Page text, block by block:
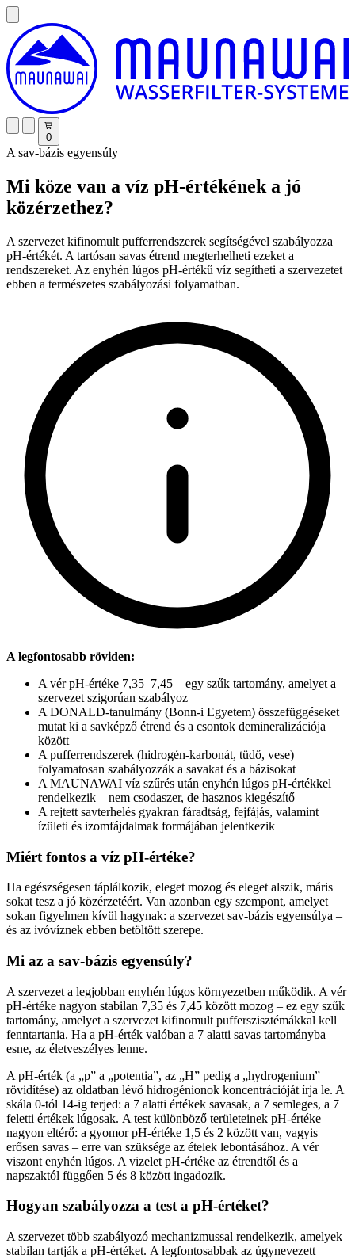
0
A sav-bázis egyensúly
Mi köze van a víz pH-értékének a jó
közérzethez?
A szervezet kifinomult pufferrendszerek segítségével szabályozza
pH-értékét. A tartósan savas étrend megterhelheti ezeket a
rendszereket. Az enyhén lúgos pH-értékű víz segítheti a szervezetet
ebben a természetes szabályozási folyamatban.
A legfontosabb röviden:
A vér pH-értéke 7,35–7,45 – egy szűk tartomány, amelyet a
szervezet szigorúan szabályoz
A DONALD-tanulmány (Bonn-i Egyetem) összefüggéseket
mutat ki a savképző étrend és a csontok demineralizációja
között
A pufferrendszerek (hidrogén-karbonát, tüdő, vese)
folyamatosan szabályozzák a savakat és a bázisokat
A MAUNAWAI víz szűrés után enyhén lúgos pH-értékkel
rendelkezik – nem csodaszer, de hasznos kiegészítő
A rejtett savterhelés gyakran fáradtság, fejfájás, valamint
ízületi és izomfájdalmak formájában jelentkezik
Miért fontos a víz pH-értéke?
Ha egészségesen táplálkozik, eleget mozog és eleget alszik, máris
sokat tesz a jó közérzetéért. Van azonban egy szempont, amelyet
sokan figyelmen kívül hagynak: a szervezet sav-bázis egyensúlya –
és az ivóvíznek ebben betöltött szerepe.
Mi az a sav-bázis egyensúly?
A szervezet a legjobban enyhén lúgos környezetben működik. A vér
pH-értéke nagyon stabilan 7,35 és 7,45 között mozog – ez egy szűk
tartomány, amelyet a szervezet kifinomult pufferszisztémákkal kell
fenntartania. Ha a pH-érték valóban a 7 alatti savas tartományba
esne, az életveszélyes lenne.
A pH-érték (a „p” a „potentia”, az „H” pedig a „hydrogenium”
rövidítése) az oldatban lévő hidrogénionok koncentrációját írja le. A
skála 0-tól 14-ig terjed: a 7 alatti értékek savasak, a 7 semleges, a 7
feletti értékek lúgosak. A test különböző területeinek pH-értéke
nagyon eltérő: a gyomor pH-értéke 1,5 és 2 között van, vagyis
erősen savas – erre van szüksége az ételek lebontásához. A vér
viszont enyhén lúgos. A vizelet pH-értéke az étrendtől és a
napszaktól függően 5 és 8 között ingadozik.
Hogyan szabályozza a test a pH-értéket?
A szervezet több szabályozó mechanizmussal rendelkezik, amelyek
stabilan tartják a pH-értéket. A legfontosabbak az úgynevezett